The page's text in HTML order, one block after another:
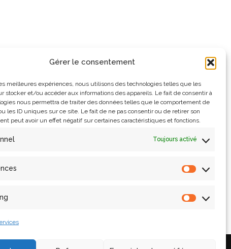
Gérer le consentement
meilleures expériences, nous utilisons des technologies telles que les
stocker et/ou accéder aux informations des appareils. Le fait de consentir à
nous permettra de traiter des données telles que le comportement de
les ID uniques sur ce site. Le fait de ne pas consentir ou de retirer son
peut avoir un effet négatif sur certaines caractéristiques et fonctions.
Toujours activé
Language Resources and Technology (CLARIN),
Center for Scientific Research (CNRS), German
(FORTH), Royal Netherlands Academy of Arts and
Tilburg University, TRUST-IT, University of